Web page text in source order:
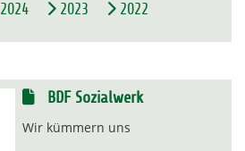
2024 2023 2022
BDF Sozialwerk
Wir kümmern uns